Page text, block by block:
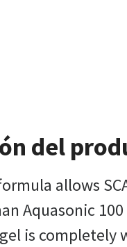
del
allows
Aquasonic
is